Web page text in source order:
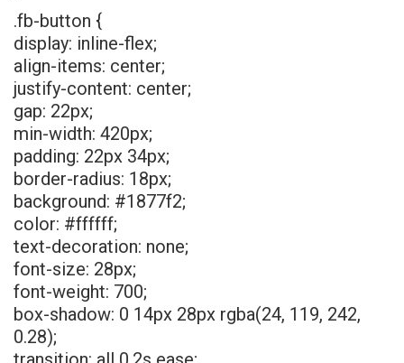
.fb-button {
display: inline-flex;
align-items: center;
justify-content: center;
gap: 22px;
min-width: 420px;
padding: 22px 34px;
border-radius: 18px;
background: #1877f2;
color: #ffffff;
text-decoration: none;
font-size: 28px;
font-weight: 700;
box-shadow: 0 14px 28px rgba(24, 119, 242,
0.28);